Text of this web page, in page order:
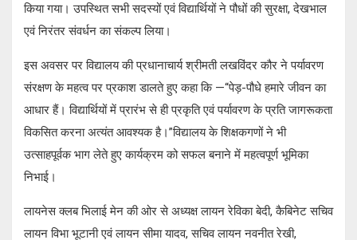
किया गया। उपस्थित सभी सदस्यों एवं विद्यार्थियों ने पौधों की सुरक्षा, देखभाल
एवं निरंतर संवर्धन का संकल्प लिया।
इस अवसर पर विद्यालय की प्रधानाचार्य श्रीमती लखविंदर कौर ने पर्यावरण
संरक्षण के महत्व पर प्रकाश डालते हुए कहा कि —“पेड़-पौधे हमारे जीवन का
आधार हैं। विद्यार्थियों में प्रारंभ से ही प्रकृति एवं पर्यावरण के प्रति जागरूकता
विकसित करना अत्यंत आवश्यक है।”विद्यालय के शिक्षकगणों ने भी
उत्साहपूर्वक भाग लेते हुए कार्यक्रम को सफल बनाने में महत्वपूर्ण भूमिका
निभाई।
लायनेस क्लब भिलाई मेन की ओर से अध्यक्ष लायन रेविका बेदी, कैबिनेट सचिव
लायन विभा भूटानी एवं लायन सीमा यादव, सचिव लायन नवनीत रेखी,